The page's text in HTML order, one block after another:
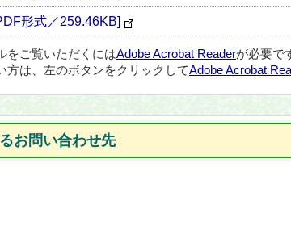
形式／259.46KB]
をご覧いただくにはAdobe Acrobat Readerが必要で
方は、左のボタンをクリックしてAdobe Acrobat
お問い合わせ先